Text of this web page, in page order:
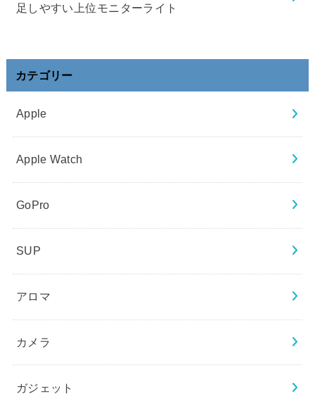
足しやすい上位モニターライト
カテゴリー
Apple
Apple Watch
GoPro
SUP
アロマ
カメラ
ガジェット